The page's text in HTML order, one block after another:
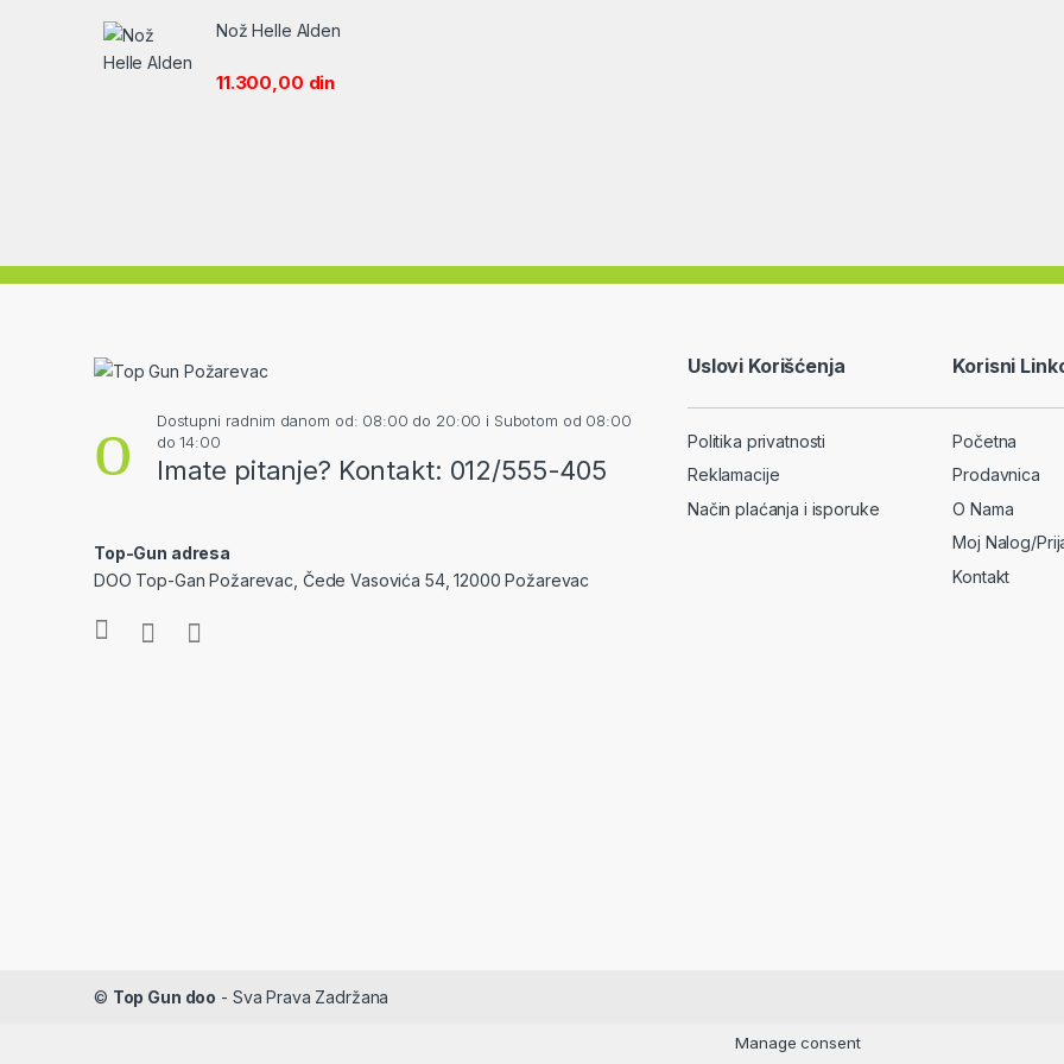
Nož Helle Alden
11.300,00 din
Dostupni radnim danom od: 08:00 do 20:00 i Subotom od 08:00
do 14:00
Imate pitanje? Kontakt: 012/555-405
Top-Gun adresa
DOO Top-Gan Požarevac, Čede Vasovića 54, 12000 Požarevac
Uslovi Korišćenja
Politika privatnosti
Reklamacije
Način plaćanja i isporuke
Korisni
Početna
Prodavnica
O Nama
Moj Nalog/
Kontakt
© Top Gun doo - Sva Prava Zadržana
Manage consent